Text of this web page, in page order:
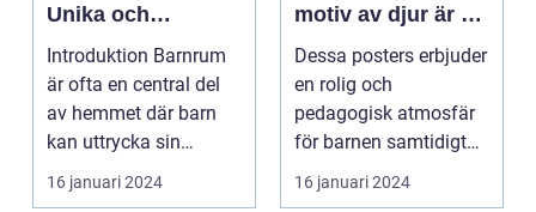
Unika och
Praktiska
Utrymmen för Dina
Barn
Introduktion Barnrum
är ofta en central del
av hemmet där barn
kan uttrycka sin
kreativitet och fant...
16 januari 2024
motiv av djur är en
populär
inredningsdetalj
bland föräldrar
världen över
Dessa posters erbjuder
en rolig och
pedagogisk atmosfär
för barnen samtidigt
som de skapar en
färgri...
16 januari 2024